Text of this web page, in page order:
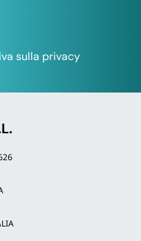
sulla privacy